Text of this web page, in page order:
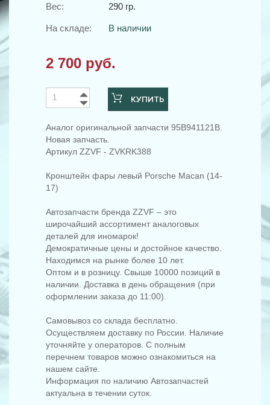
Вес: 290 гр.
На складе: В наличии
2 700 руб.
КУПИТЬ
Аналог оригинальной запчасти 95B941121B.
Новая запчасть.
Артикул ZZVF - ZVKRK388
Кронштейн фары левый Porsche Macan (14-
17)
Автозапчасти бренда ZZVF – это
широчайший ассортимент аналоговых
деталей для иномарок!
Демократичные цены и достойное качество.
Находимся на рынке более 10 лет.
Оптом и в розницу. Свыше 10000 позиций в
наличии. Доставка в день обращения (при
оформлении заказа до 11:00).
Самовывоз со склада бесплатно.
Осуществляем доставку по России. Наличие
уточняйте у операторов. С полным
перечнем товаров можно ознакомиться на
нашем сайте.
Информация по наличию Автозапчастей
актуальна в течении суток.